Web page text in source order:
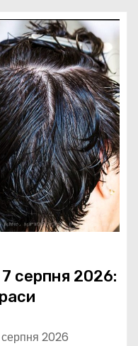
серпня 2026:
2026